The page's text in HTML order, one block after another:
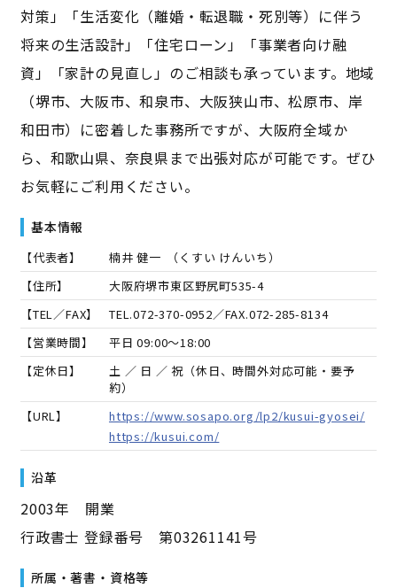
対策」「生活変化（離婚・転退職・死別等）に伴う
将来の生活設計」「住宅ローン」「事業者向け融
資」「家計の見直し」のご相談も承っています。地域
（堺市、大阪市、和泉市、大阪狭山市、松原市、岸
和田市）に密着した事務所ですが、大阪府全域か
ら、和歌山県、奈良県まで出張対応が可能です。ぜひ
お気軽にご利用ください。
基本情報
【代表者】 楠井 健一 （くすい けんいち）
【住所】
大阪府堺市東区野尻町535-4
【TEL／FAX】
TEL.072-370-0952／FAX.072-285-8134
【営業時間】
平日 09:00～18:00
【定休日】
土 ／ 日 ／ 祝（休日、時間外対応可能・要予
約）
【URL】
https://www.sosapo.org/lp2/kusui-gyosei/
https://kusui.com/
沿革
2003年 開業
行政書士 登録番号 第03261141号
所属・著書・資格等